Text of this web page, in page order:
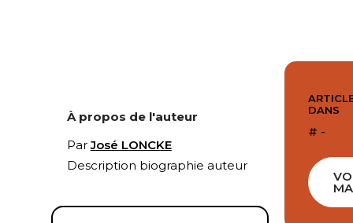
À propos de l'auteur
ParJosé LONCKE
Description biographie auteur
DANS
# -